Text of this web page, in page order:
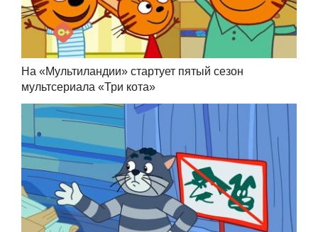
На «Мультиландии» стартует пятый сезон
мультсериала «Три кота»